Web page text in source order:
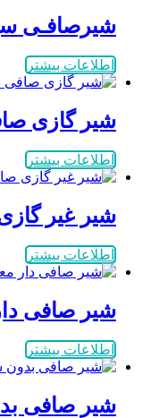
شیرصافـی
اطلاعات بیشتر
شیر گازی
اطلاعات بیشتر
شیر غیر
اطلاعات بیشتر
شیر صافی
اطلاعات بیشتر
شیر صافی